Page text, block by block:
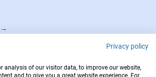
Privacy policy
analysis of our visitor data, to improve our website,
and to give you a great website experience. For